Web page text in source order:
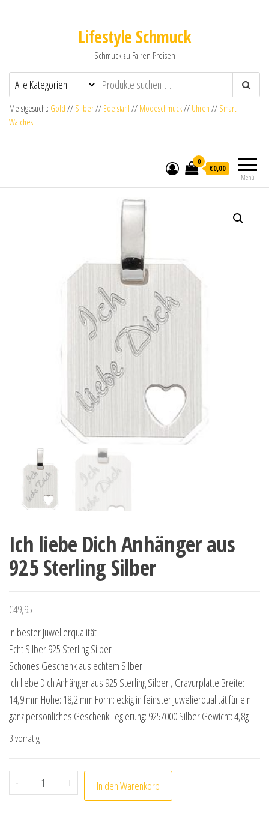
Lifestyle Schmuck
Schmuck zu Fairen Preisen
Meistgesucht: Gold // Silber// Edelstahl // Modeschmuck// Uhren // Smart
Watches
Menü
0
€0,00
Ich liebe Dich Anhänger aus
925 Sterling Silber
€49,95
In bester Juwelierqualität
Echt Silber 925 Sterling Silber
Schönes Geschenk aus echtem Silber
Ich liebe Dich Anhänger aus 925 Sterling Silber , Gravurplatte Breite:
14,9 mm Höhe: 18,2 mm Form: eckig in feinster Juwelierqualität für ein
ganz persönliches Geschenk Legierung: 925/000 Silber Gewicht: 4,8g
3 vorrätig
- Ich liebe Dich Anhänger aus 925 Sterling Silber Menge
+ In den Warenkorb